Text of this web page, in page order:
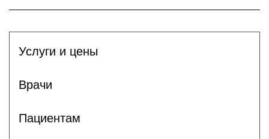
Услуги и цены
Врачи
Пациентам